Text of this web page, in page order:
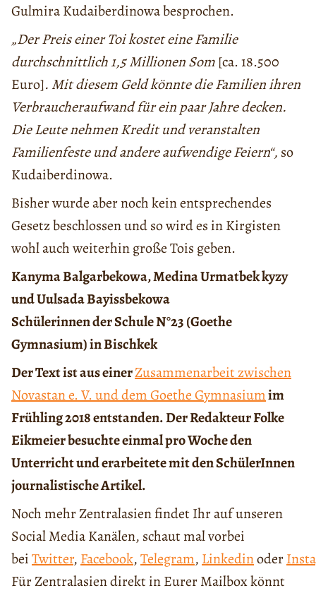
Gulmira Kudaiberdinowa besprochen.
„Der Preis einer Toi kostet eine Familie
durchschnittlich 1,5 Millionen Som [ca. 18.500
Euro]. Mit diesem Geld könnte die Familien ihren
Verbraucheraufwand für ein paar Jahre decken.
Die Leute nehmen Kredit und veranstalten
Familienfeste und andere aufwendige Feiern“, so
Kudaiberdinowa.
Bisher wurde aber noch kein entsprechendes
Gesetz beschlossen und so wird es in Kirgisten
wohl auch weiterhin große Tois geben.
Kanyma Balgarbekowa, Medina Urmatbek kyzy
und Uulsada Bayissbekowa
Schülerinnen der Schule N°23 (Goethe
Gymnasium) in Bischkek
Der Text ist aus einerZusammenarbeit zwischen
Novastan e. V. und dem Goethe Gymnasiumim
Frühling 2018 entstanden. Der Redakteur Folke
Eikmeier besuchte einmal pro Woche den
Unterricht und erarbeitete mit den SchülerInnen
journalistische Artikel.
Noch mehr Zentralasien findet Ihr auf unseren
Social Media Kanälen, schaut mal vorbei
beiTwitter, Facebook,Telegram, Linkedinoder
Für Zentralasien direkt in Eurer Mailbox könnt